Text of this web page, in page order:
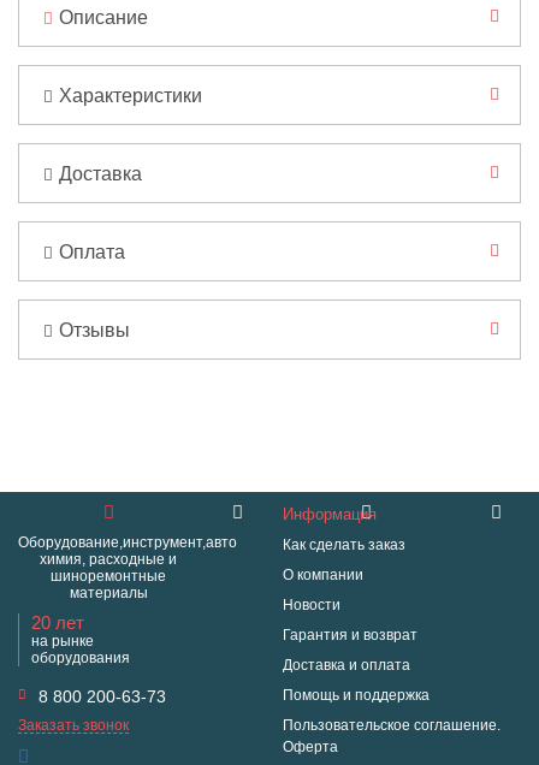
Описание
Характеристики
Доставка
Оплата
Отзывы
Оборудование,инструмент,авто
химия, расходные и
шиноремонтные
материалы
20 лет
на рынке
оборудования
8 800 200-63-73
Заказать звонок
Информация
Как сделать заказ
О компании
Новости
Гарантия и возврат
Доставка и оплата
Помощь и поддержка
Пользовательское соглашение.
Оферта